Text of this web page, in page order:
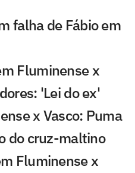
falha de Fábio em
Fluminense x
'Lei do ex'
x Vasco: Puma
do cruz-maltino
Fluminense x